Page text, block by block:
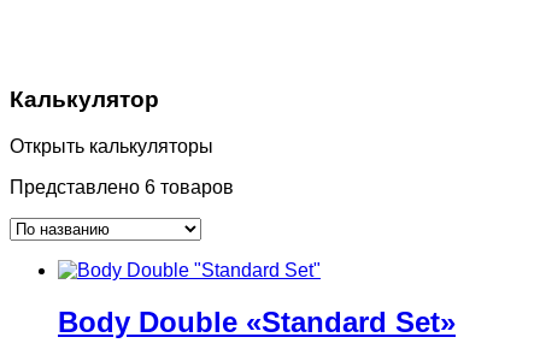
Калькулятор
Открыть калькуляторы
Представлено 6 товаров
Body Double «Standard Set»